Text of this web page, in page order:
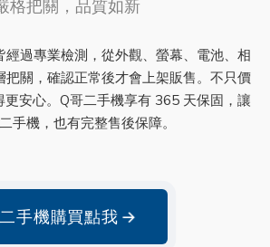
格把關，品質如新
經過專業檢測，從外觀、螢幕、電池、相
把關，確認正常後才會上架販售。不只價
安心。Q哥二手機享有 365 天保固，讓
手機，也有完整售後保障。
二手機購買點我 →